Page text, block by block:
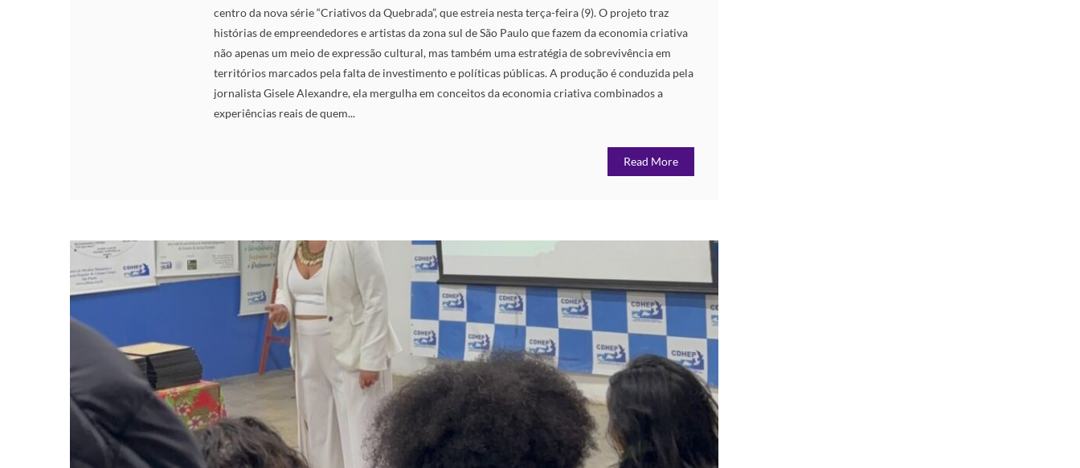
centro da nova série “Criativos da Quebrada”, que estreia nesta terça-feira (9). O projeto traz
histórias de empreendedores e artistas da zona sul de São Paulo que fazem da economia criativa
não apenas um meio de expressão cultural, mas também uma estratégia de sobrevivência em
territórios marcados pela falta de investimento e políticas públicas. A produção é conduzida pela
jornalista Gisele Alexandre, ela mergulha em conceitos da economia criativa combinados a
experiências reais de quem...
Read More